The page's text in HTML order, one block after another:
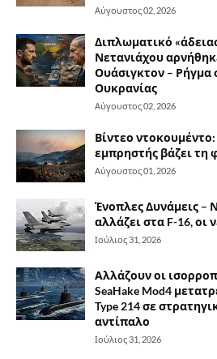
Αύγουστος 02, 2026
Διπλωματικό
Νετανιάχου
Ουάσιγκτον – Ρήγμα
Ουκρανίας
Αύγουστος 02, 2026
Βίντεο
εμπρηστής βάζει τη
Αύγουστος 01, 2026
Ένοπλες Δυνάμεις –
αλλάζει στα F-16, οι
Ιούλιος 31, 2026
Αλλάζουν οι
SeaHake Mod4
Type 214 σε
αντίπαλο
Ιούλιος 31, 2026